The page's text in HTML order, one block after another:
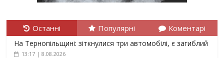
Останні Популярні Коментарі
На Тернопільщині: зіткнулися три автомобілі, є загиблий
13:17 | 8.08.2026